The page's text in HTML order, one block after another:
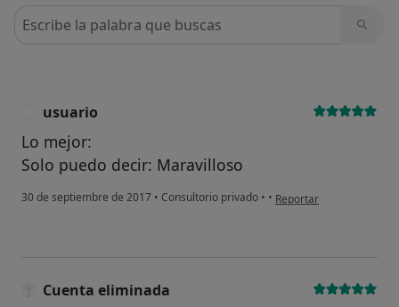
Busca en opiniones
usuario
Lo mejor:
Solo puedo decir: Maravilloso
30 de septiembre de 2017 • Consultorio privado • • en opinión del usuario
Reportar
Cuenta eliminada